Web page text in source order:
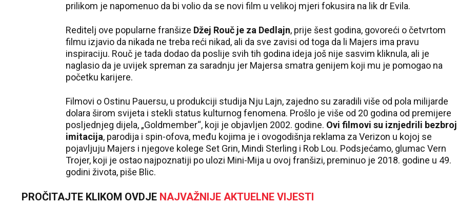
prilikom je napomenuo da bi volio da se novi film u velikoj mjeri fokusira na lik dr Evila.
Reditelj ove popularne franšize Džej Rouč je za Dedlajn, prije šest godina, govoreći o četvrtom
filmu izjavio da nikada ne treba reći nikad, ali da sve zavisi od toga da li Majers ima pravu
inspiraciju. Rouč je tada dodao da poslije svih tih godina ideja još nije sasvim kliknula, ali je
naglasio da je uvijek spreman za saradnju jer Majersa smatra genijem koji mu je pomogao na
početku karijere.
Filmovi o Ostinu Pauersu, u produkciji studija Nju Lajn, zajedno su zaradili više od pola milijarde
dolara širom svijeta i stekli status kulturnog fenomena. Prošlo je više od 20 godina od premijere
posljednjeg dijela, „Goldmember“, koji je objavljen 2002. godine. Ovi filmovi su iznjedrili bezbroj
imitacija, parodija i spin-ofova, među kojima je i ovogodišnja reklama za Verizon u kojoj se
pojavljuju Majers i njegove kolege Set Grin, Mindi Sterling i Rob Lou. Podsjećamo, glumac Vern
Trojer, koji je ostao najpoznatiji po ulozi Mini-Mija u ovoj franšizi, preminuo je 2018. godine u 49.
godini života, piše Blic.
PROČITAJTE KLIKOM OVDJE NAJVAŽNIJE AKTUELNE VIJESTI